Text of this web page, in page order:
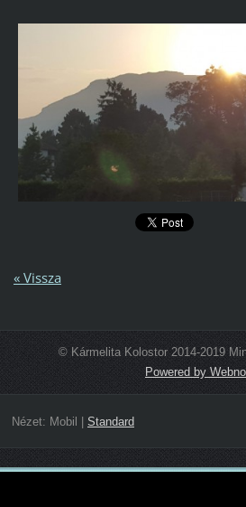
« Vissza
© Kármelita Kolostor 2014-2019
Powered by
Nézet: Mobil Standard